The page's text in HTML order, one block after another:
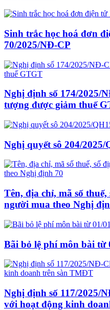
Sinh trắc học hoá đơn
70/2025/NĐ-CP
Nghị định số 174/2025/
tượng được giảm thuế
Nghị quyết sô 204/
Tên, địa chỉ, mã số
người mua theo Nghị
Bãi bỏ lệ phí môn bài từ
Nghị định số 117/2025/
với hoạt động kinh